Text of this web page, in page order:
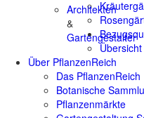
Architekten
&
Gartengestalter
Übersicht
Über PflanzenReich
Das PflanzenReich
Botanische
Pflanzenmärkte